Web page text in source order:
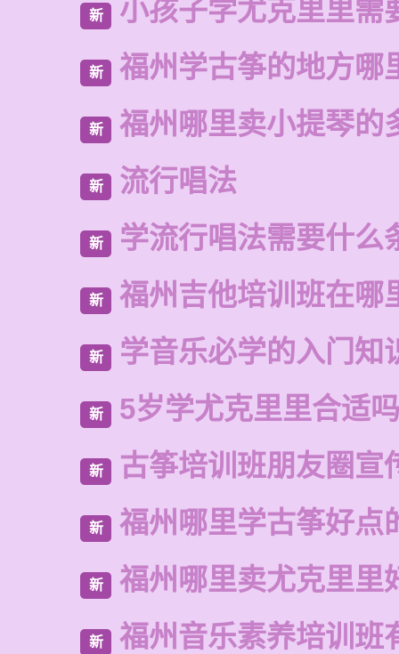
新 小孩子学尤克里里需
新 福州学古筝的地方哪
新 福州哪里卖小提琴的
新 流行唱法
新 学流行唱法需要什么
新 福州吉他培训班在哪
新 学音乐必学的入门知
新 5岁学尤克里里合适
新 古筝培训班朋友圈宣
新 福州哪里学古筝好点
新 福州哪里卖尤克里里
新 福州音乐素养培训班